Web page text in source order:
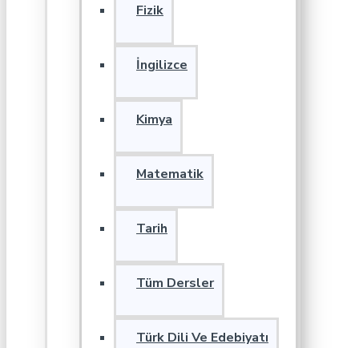
Fizik
İngilizce
Kimya
Matematik
Tarih
Tüm Dersler
Türk Dili Ve Edebiyatı